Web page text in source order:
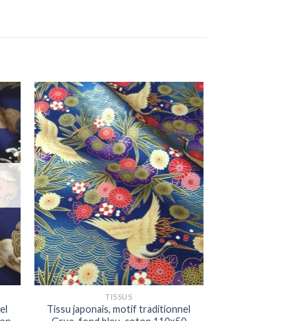
Ajouter
à la liste
d'envies
TISSUS
Tissu japonais, motif traditionnel